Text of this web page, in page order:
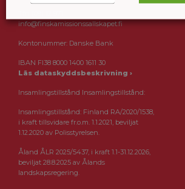
info@finskamissionssallskapet.fi
Kontonummer: Danske Bank
IBAN FI38 8000 1400 1611 30
Läs dataskyddsbeskrivning ›
Insamlingstillstånd Insamlingstillstånd:
Insamlingstillstånd: Finland RA/2020/1538,
i kraft tillsvidare fr.o.m. 1.1.2021, beviljat
1.12.2020 av Polisstyrelsen.
Åland ÅLR 2025/5437, i kraft 1.1-31.12.2026,
beviljat 28.8.2025 av Ålands
landskapsregering.